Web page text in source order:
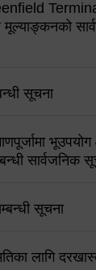
Terminal
मूल्याङ्कनको
सूचना
भूउपयोग
सार्वजनिक
सूचना
लागि